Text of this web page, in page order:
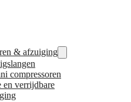
& afzuiging
compressoren
en verrijdbare